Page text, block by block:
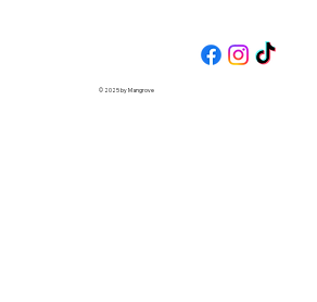
© 2025 by Mangrove